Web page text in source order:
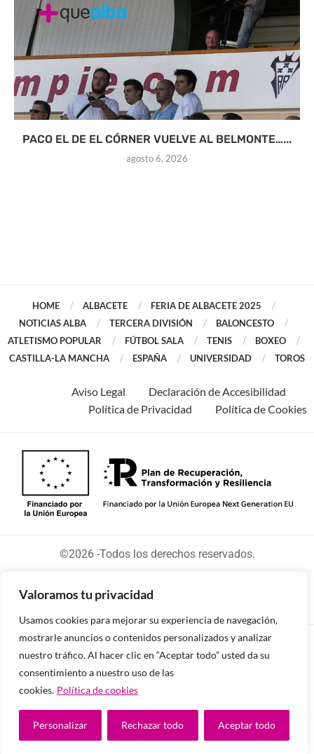
Valoramos tu privacidad
Usamos cookies para mejorar su experiencia de navegación,
mostrarle anuncios o contenidos personalizados y analizar
nuestro tráfico. Al hacer clic en “Aceptar todo” usted da su
consentimiento a nuestro uso de las
cookies. Política de cookies
Personalizar Rechazar todo Aceptar todo
PACO EL DE EL CÓRNER VUELVE AL BELMONTE…...
agosto 6, 2026
HOME ALBACETE
FERIA DE ALBACETE 2025
NOTICIAS ALBA
TERCERA DIVISIÓN
BALONCESTO
ATLETISMO POPULAR
FÚTBOL SALA TENIS
BOXEO
CASTILLA-LA MANCHA
ESPAÑA UNIVERSIDAD TOROS
Aviso Legal
Declaración de Accesibilidad
Política de Privacidad
Política de Cookies
©2026 -Todos los derechos reservados.
Diseñado y desarrollado por tu equipo Imedia
Comunicación